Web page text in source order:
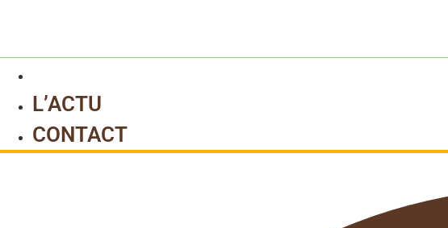
L’ACTU
CONTACT